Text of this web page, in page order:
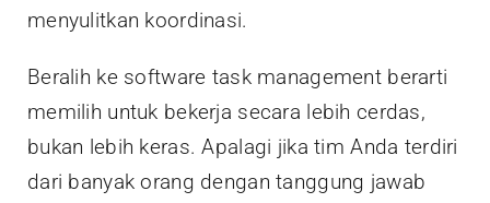
menyulitkan koordinasi.
Beralih ke software task management berarti
memilih untuk bekerja secara lebih cerdas,
bukan lebih keras. Apalagi jika tim Anda terdiri
dari banyak orang dengan tanggung jawab